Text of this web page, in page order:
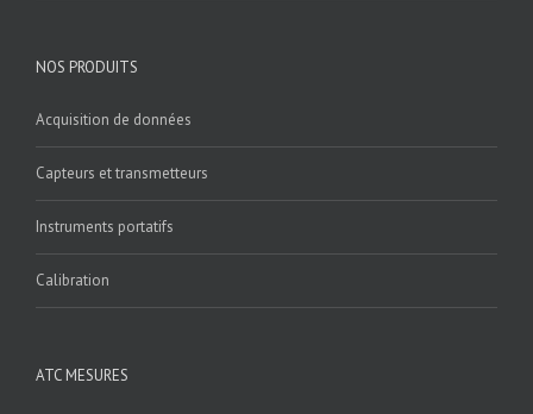
NOS PRODUITS
Acquisition de données
Capteurs et transmetteurs
Instruments portatifs
Calibration
ATC MESURES